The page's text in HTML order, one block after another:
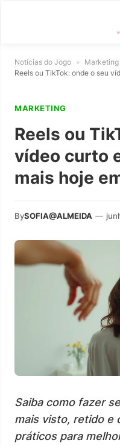
Notícias do Jogo » Marketing
Reels ou TikTok: onde o seu
MARKETING
Reels ou
vídeo curto
mais hoje
BySOFIA@ALMEIDA —
Saiba como fazer
mais visto, retido e
práticos para